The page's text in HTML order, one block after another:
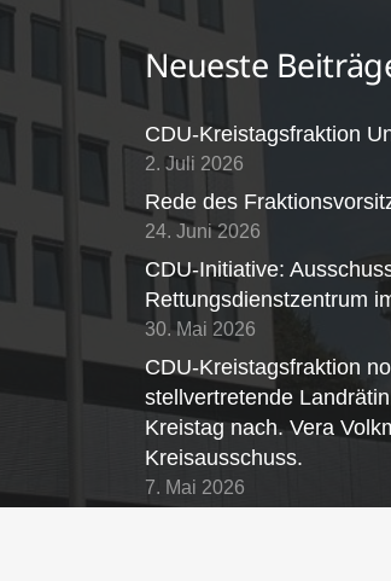
Neueste
CDU-Kreistagsfraktion
2. Juli 2026
Rede des
24. Juni 2026
CDU-Initiative:
Rettungsdienstzentrum
30. Mai 2026
CDU-Kreistagsfraktion
stellvertretende
Kreistag nach. Vera
Kreisausschuss.
7. Mai 2026